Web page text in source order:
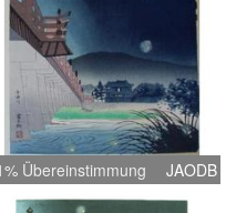
Übereinstimmung JAODB